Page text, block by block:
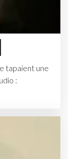
tapaient une
: